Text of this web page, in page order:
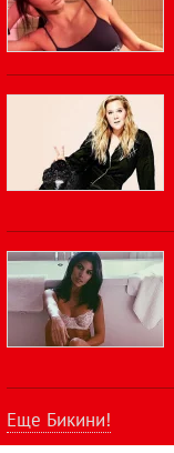
Еще Бикини!